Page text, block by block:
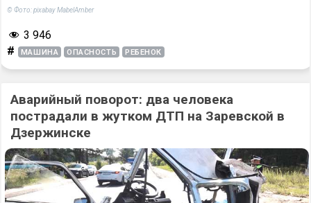
© Фото: pixabay MabelAmber
3 946
# МАШИНА ОПАСНОСТЬ РЕБЕНОК
Аварийный поворот: два человека
пострадали в жутком ДТП на Заревской в
Дзержинске